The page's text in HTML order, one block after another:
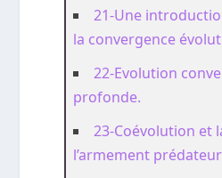
21-Une
la convergence
22-Evolution
profonde.
23-Coévolution et
l’armement